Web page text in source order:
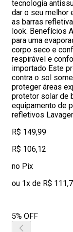
tecnologia
dar o seu melhor
as barras
look. Benefícios
para uma
corpo seco e
respirável e
importado Este
contra o sol
proteger áreas
protetor solar de
equipamento de
refletivos
R$ 149,99
R$ 106,12
no Pix
ou 1x de R$
5% OFF